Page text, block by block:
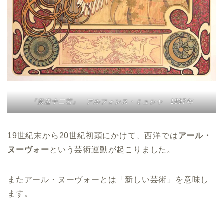
『黄道十二宮』 アルフォンス・ミュシャ 1897年
19世紀末から20世紀初頭にかけて、西洋ではアール・
ヌーヴォーという芸術運動が起こりました。
またアール・ヌーヴォーとは「新しい芸術」を意味し
ます。